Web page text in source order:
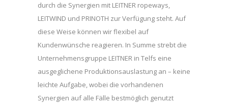
durch die Synergien mit LEITNER ropeways,
LEITWIND und PRINOTH zur Verfügung steht. Auf
diese Weise können wir flexibel auf
Kundenwünsche reagieren. In Summe strebt die
Unternehmensgruppe LEITNER in Telfs eine
ausgeglichene Produktionsauslastung an – keine
leichte Aufgabe, wobei die vorhandenen
Synergien auf alle Fälle bestmöglich genutzt